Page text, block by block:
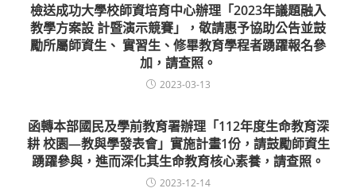
檢送成功大學校師資培育中心辦理「2023年議題融入
教學方案設 計暨演示競賽」，敬請惠予協助公告並鼓
勵所屬師資生、 實習生、修畢教育學程者踴躍報名參
加，請查照。
2023-03-13
函轉本部國民及學前教育署辦理「112年度生命教育深
耕 校園—教與學發表會」實施計畫1份，請鼓勵師資生
踴躍參與，進而深化其生命教育核心素養，請查照。
2023-12-14